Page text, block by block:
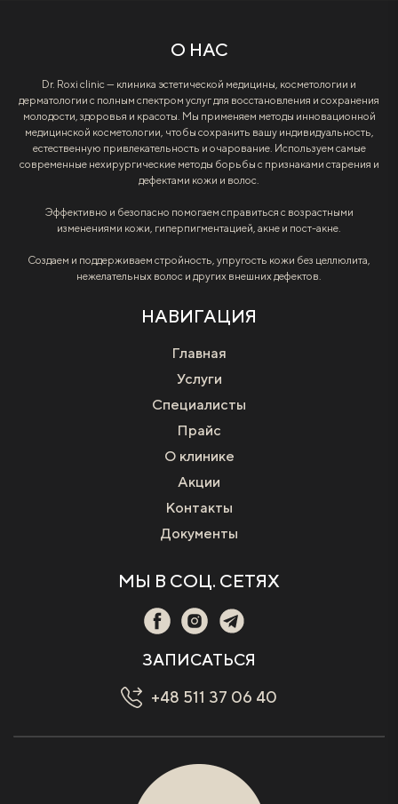
О НАС
Dr. Roxi clinic — клиника эстетической медицины, косметологии и
дерматологии с полным спектром услуг для восстановления и сохранения
молодости, здоровья и красоты. Мы применяем методы инновационной
медицинской косметологии, чтобы сохранить вашу индивидуальность,
естественную привлекательность и очарование. Используем самые
современные нехирургические методы борьбы с признаками старения и
дефектами кожи и волос.
Эффективно и безопасно помогаем справиться с возрастными
изменениями кожи, гиперпигментацией, акне и пост-акне.
Создаем и поддерживаем стройность, упругость кожи без целлюлита,
нежелательных волос и других внешних дефектов.
НАВИГАЦИЯ
Главная
Услуги
Специалисты
Прайс
О клинике
Акции
Контакты
Документы
МЫ В СОЦ. СЕТЯХ
ЗАПИСАТЬСЯ
+48 511 37 06 40